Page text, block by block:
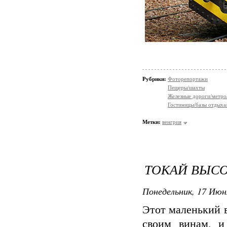
Рубрики: Фоторепортажи
Пещеры/шахты
Железные дороги/
Гостиницы/базы
Метки: венгрия
ТОКАЙ
Понедельник, 17
Этот маленький
своим винам,